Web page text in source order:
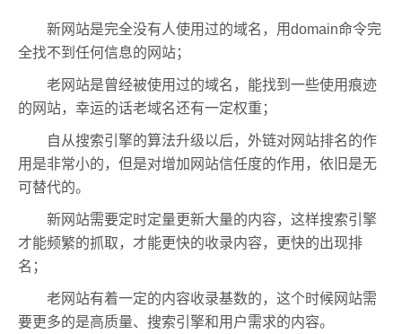
新网站是完全没有人使用过的域名，用domain命令完
全找不到任何信息的网站；
老网站是曾经被使用过的域名，能找到一些使用痕迹
的网站，幸运的话老域名还有一定权重；
自从搜索引擎的算法升级以后，外链对网站排名的作
用是非常小的，但是对增加网站信任度的作用，依旧是无
可替代的。
新网站需要定时定量更新大量的内容，这样搜索引擎
才能频繁的抓取，才能更快的收录内容，更快的出现排
名；
老网站有着一定的内容收录基数的，这个时候网站需
要更多的是高质量、搜索引擎和用户需求的内容。